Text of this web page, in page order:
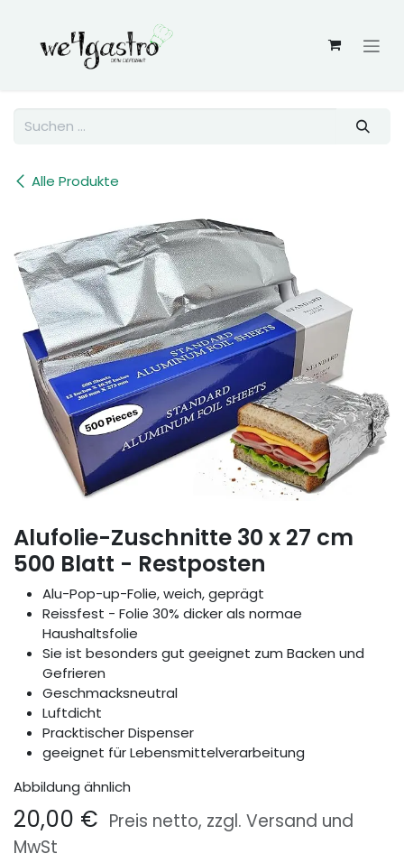
Alle Produkte
Alufolie-Zuschnitte 30 x 27 cm
500 Blatt - Restposten
Alu-Pop-up-Folie, weich, geprägt
Reissfest - Folie 30% dicker als normae
Haushaltsfolie
Sie ist besonders gut geeignet zum Backen und
Gefrieren
Geschmacksneutral
Luftdicht
Pracktischer Dispenser
geeignet für Lebensmittelverarbeitung
Abbildung ähnlich
20,00 € Preis netto, zzgl. Versand und
MwSt